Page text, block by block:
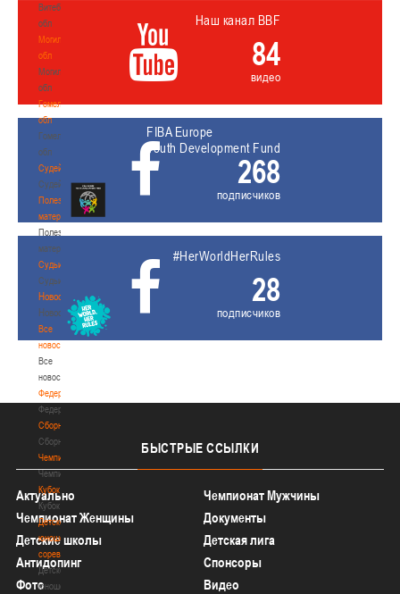
Витебская
обл
Могилевская
обл
Могилевская
обл
Гомельская
обл
Гомельская
обл
Судейство
Судейство
Полезные
материалы
Полезные
материалы
Судьи
Судьи
Новости
Новости
Все
новости
Все
новости
Федерация
Федерация
Сборные
Сборные
Чемпионат
Чемпионат
Кубок
Кубок
Детско-
юношеские
соревнования
Детско-
юношеские
Наш канал BBF
84
видео
FIBA Europe
Youth Development Fund
268
подписчиков
#HerWorldHerRules
28
подписчиков
БЫСТРЫЕ ССЫЛКИ
Актуально
Чемпионат Мужчины
Чемпионат Женщины
Документы
Детские школы
Детская лига
Антидопинг
Спонсоры
Фото
Видео